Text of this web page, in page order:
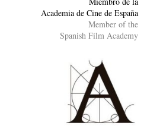
Academia de Cine de España
Member of the
Spanish Film Academy